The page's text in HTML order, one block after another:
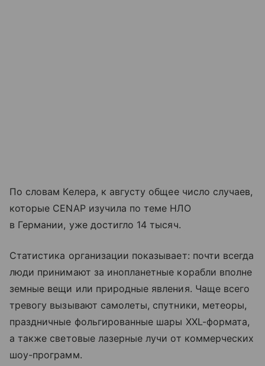
По словам Келера, к августу общее число случаев,
которые CENAP изучила по теме НЛО
в Германии, уже достигло 14 тысяч.
Статистика организации показывает: почти всегда
люди принимают за инопланетные корабли вполне
земные вещи или природные явления. Чаще всего
тревогу вызывают самолеты, спутники, метеоры,
праздничные фольгированные шары XXL-формата,
а также световые лазерные лучи от коммерческих
шоу-программ.